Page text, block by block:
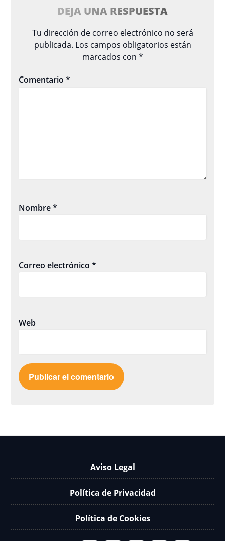
DEJA UNA RESPUESTA
Tu dirección de correo electrónico no será
publicada. Los campos obligatorios están
marcados con *
Comentario*
Nombre*
Correo electrónico*
Web
Aviso Legal
Política de Privacidad
Política de Cookies